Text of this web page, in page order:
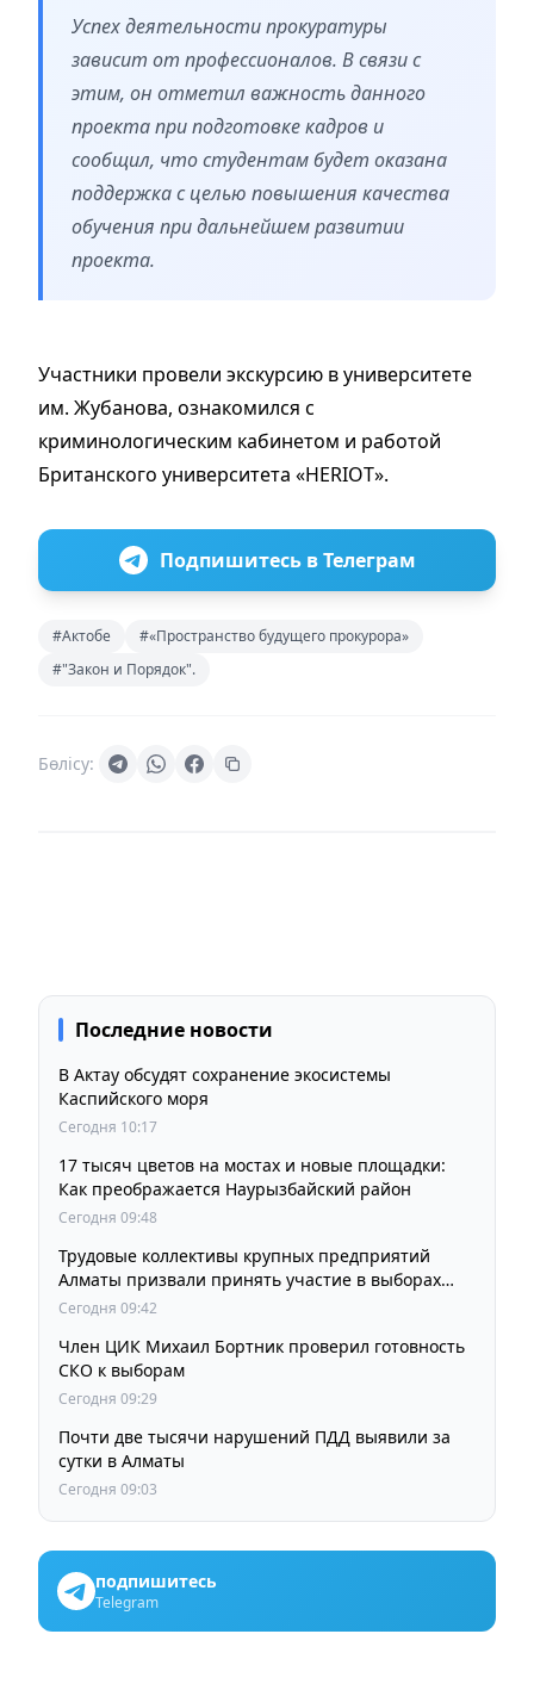
Успех деятельности прокуратуры
зависит от профессионалов. В связи с
этим, он отметил важность данного
проекта при подготовке кадров и
сообщил, что студентам будет оказана
поддержка с целью повышения качества
обучения при дальнейшем развитии
проекта.
Участники провели экскурсию в университете
им. Жубанова, ознакомился с
криминологическим кабинетом и работой
Британского университета «HERIOT».
Подпишитесь в Телеграм
#Актобе
#«Пространство будущего прокурора»
#"Закон и Порядок".
Бөлісу:
Последние новости
В Актау обсудят сохранение экосистемы
Каспийского моря
Сегодня 10:17
17 тысяч цветов на мостах и новые площадки:
Как преображается Наурызбайский район
Сегодня 09:48
Трудовые коллективы крупных предприятий
Алматы призвали принять участие в выборах
членов Курултая
Сегодня 09:42
Член ЦИК Михаил Бортник проверил готовность
СКО к выборам
Сегодня 09:29
Почти две тысячи нарушений ПДД выявили за
сутки в Алматы
Сегодня 09:03
подпишитесь
Telegram